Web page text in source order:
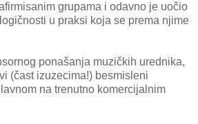
grupama i odavno je uočio
u praksi koja se prema njime
ponašanja muzičkih urednika,
(čast izuzecima!) besmisleni
na trenutno komercijalnim